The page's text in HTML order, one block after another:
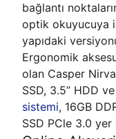
bağlantı
optik okuyucuya
yapıdaki
Ergonomik
olan Casper
SSD, 3.5’’ HDD
sistemi, 16GB
SSD PCle 3.0 yer